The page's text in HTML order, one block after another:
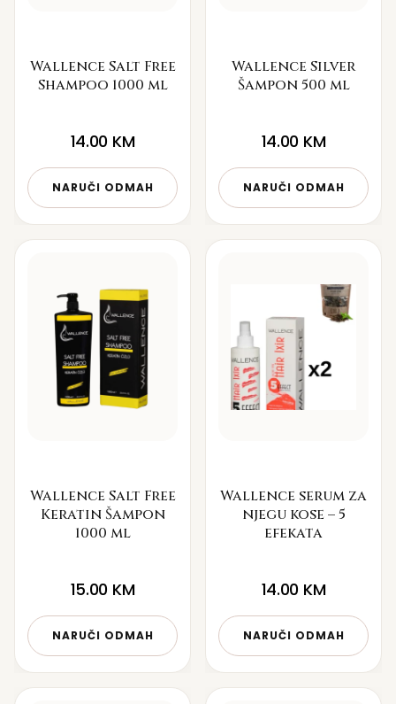
Wallence Salt Free
Shampoo 1000 ml
14.00 KM
NARUČI ODMAH
Wallence Silver
Šampon 500 ml
14.00 KM
NARUČI ODMAH
Wallence Salt Free
Keratin Šampon
1000 ml
15.00 KM
NARUČI ODMAH
Wallence serum za
njegu kose – 5
efekata
14.00 KM
NARUČI ODMAH